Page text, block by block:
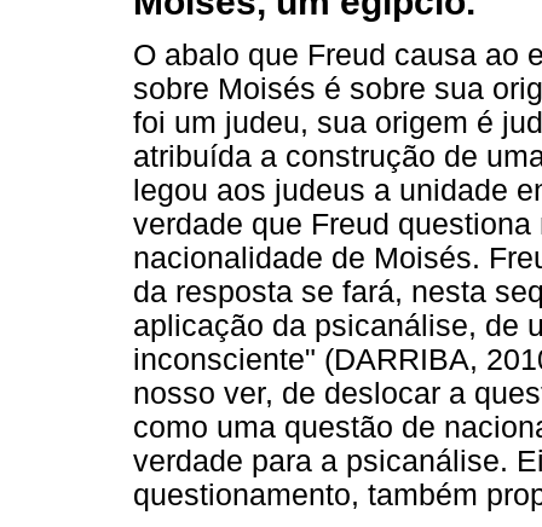
O abalo que Freud causa ao
sobre Moisés é sobre sua
foi um judeu, sua origem é
atribuída a construção de
legou aos judeus a unidade
verdade que Freud
nacionalidade de Moisés.
da resposta se fará, nesta
aplicação da psicanálise, de
inconsciente" (DARRIBA,
nosso ver, de deslocar a
como uma questão de
verdade para a psicanálise.
questionamento, também